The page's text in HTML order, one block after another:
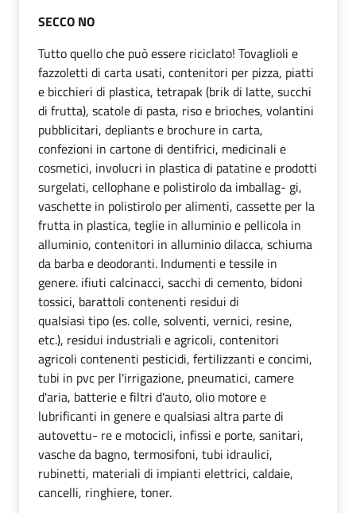
SECCO NO
Tutto quello che può essere riciclato! Tovaglioli e
fazzoletti di carta usati, contenitori per pizza, piatti
e bicchieri di plastica, tetrapak (brik di latte, succhi
di frutta), scatole di pasta, riso e brioches, volantini
pubblicitari, depliants e brochure in carta,
confezioni in cartone di dentifrici, medicinali e
cosmetici, involucri in plastica di patatine e prodotti
surgelati, cellophane e polistirolo da imballag- gi,
vaschette in polistirolo per alimenti, cassette per la
frutta in plastica, teglie in alluminio e pellicola in
alluminio, contenitori in alluminio dilacca, schiuma
da barba e deodoranti. Indumenti e tessile in
genere. ifiuti calcinacci, sacchi di cemento, bidoni
tossici, barattoli contenenti residui di
qualsiasi tipo (es. colle, solventi, vernici, resine,
etc.), residui industriali e agricoli, contenitori
agricoli contenenti pesticidi, fertilizzanti e concimi,
tubi in pvc per l'irrigazione, pneumatici, camere
d'aria, batterie e filtri d'auto, olio motore e
lubrificanti in genere e qualsiasi altra parte di
autovettu- re e motocicli, infissi e porte, sanitari,
vasche da bagno, termosifoni, tubi idraulici,
rubinetti, materiali di impianti elettrici, caldaie,
cancelli, ringhiere, toner.